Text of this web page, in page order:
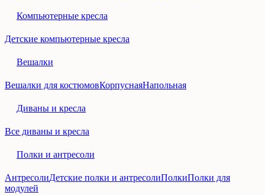
Компьютерные кресла
Детские компьютерные кресла
Вешалки
Вешалки для костюмовКорпуснаяНапольная
Диваны и кресла
Все диваны и кресла
Полки и антресоли
АнтресолиДетские полки и антресолиПолкиПолки для
модулей